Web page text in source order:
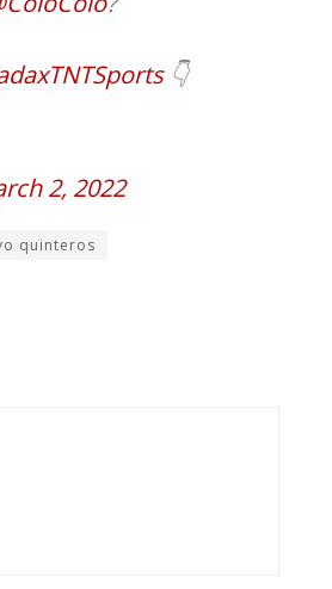
👇
2, 2022
quinteros